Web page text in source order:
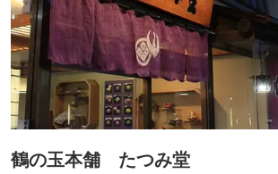
鶴の玉本舗 たつみ堂